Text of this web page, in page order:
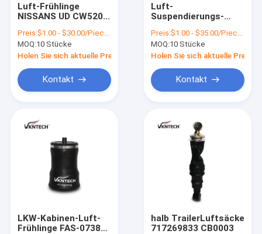
Luft-Frühlinge
NISSANS UD CW520
Kabinen-95148-
00Z14 LKW-Luft-
Bälge
Preis:$1.00 - $30.00/Pieces
MOQ:10 Stücke
Holen Sie sich aktuelle Preis
Kontakt
Luft-
Suspendierungs-
MK622243-T
MK622249
Mitsubishis
MC056299
Preis:$1.00 - $35.00/Pieces
MOQ:10 Stücke
Holen Sie sich aktuelle Preis
Kontakt
LKW-Kabinen-Luft-
Frühlinge FAS-0738
halb TrailerLuftsäcke
717269833 CB0003